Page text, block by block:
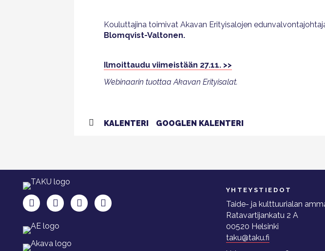
Kouluttajina toimivat Akavan Erityisalojen
Blomqvist-Valtonen.
Ilmoittaudu viimeistään 27.11. >>
Webinaarin tuottaa Akavan Erityisalat.
KALENTERI GOOGLEN KALENTERI
TAKU Facebookissa
TAKU Twitterissä
TAKU Instagramissa
TAKU LinkedInissä
YHTEYSTIEDOT
Taide- ja kulttuurialan
Ratavartijankatu 2 A
00520 Helsinki
taku@taku.fi